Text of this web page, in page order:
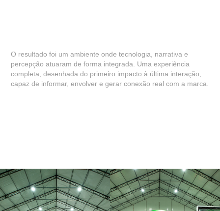
O resultado foi um ambiente onde tecnologia, narrativa e
percepção atuaram de forma integrada. Uma experiência
completa, desenhada do primeiro impacto à última interação,
capaz de informar, envolver e gerar conexão real com a marca.